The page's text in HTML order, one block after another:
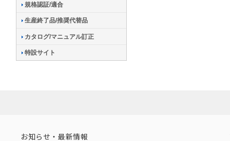
規格認証/適合
生産終了品/推奨代替品
カタログ/マニュアル訂正
特設サイト
お知らせ・最新情報